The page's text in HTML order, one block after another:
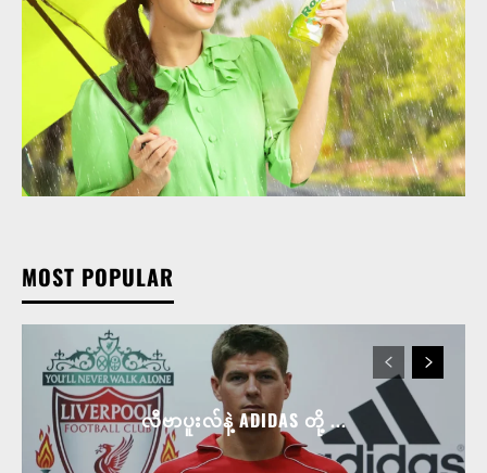
MOST POPULAR
လီဗာပူးလ်နဲ့ ADIDAS တို့ ...